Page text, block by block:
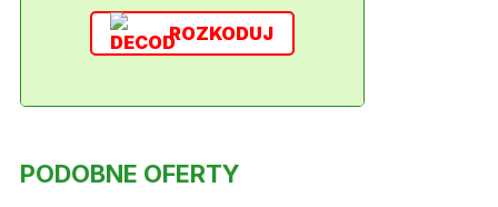
ROZKODUJ
PODOBNE OFERTY